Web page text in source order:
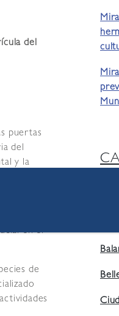
del
puertas
del
y la
referido
ellos
en el
de